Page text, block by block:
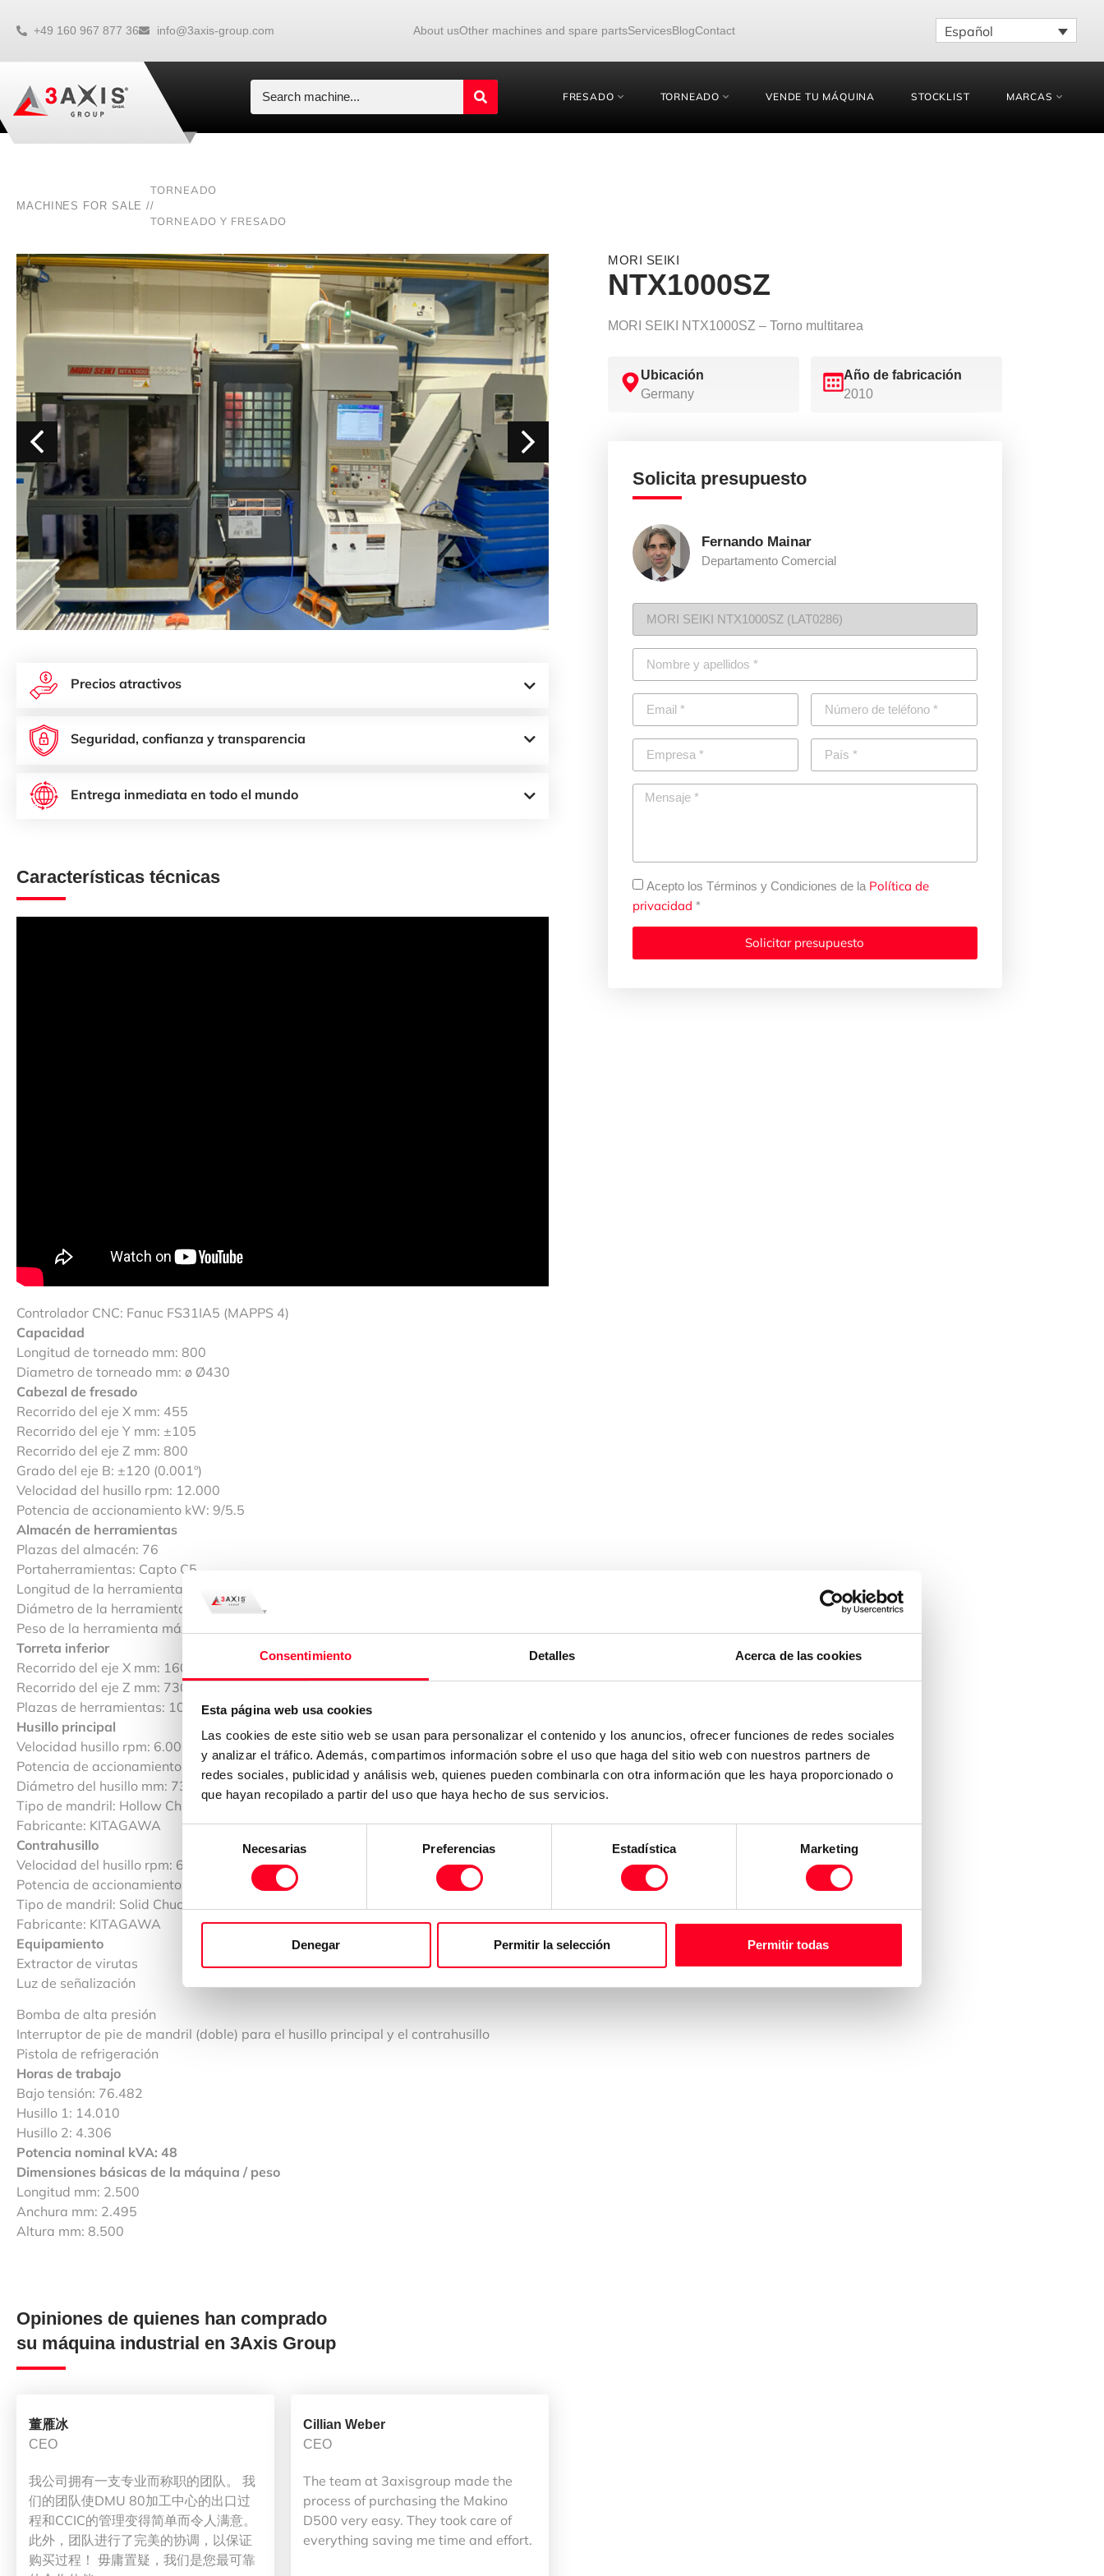
Consentimiento Detalles Acerca de las cookies
Esta página web usa cookies
Las cookies de este sitio web se usan para personalizar el contenido y los anuncios, ofrecer funciones de redes sociales
y analizar el tráfico. Además, compartimos información sobre el uso que haga del sitio web con nuestros partners de
redes sociales, publicidad y análisis web, quienes pueden combinarla con otra información que les haya proporcionado o
que hayan recopilado a partir del uso que haya hecho de sus servicios.
consentimiento
Necesarias Preferencias Estadística Marketing
Denegar Permitir la selección Permitir todas
+49 160 967 877 36 info@3axis-group.com About usOther machines and spare partsServicesBlogContact Español
FRESADO TORNEADO VENDE TU MÁQUINA STOCKLIST MARCAS
MACHINES FOR SALE /
TORNEADO
/
TORNEADO Y FRESADO
Precios atractivos
Seguridad, confianza y transparencia
Entrega inmediata en todo el mundo
Características técnicas
Controlador CNC: Fanuc FS31IA5 (MAPPS 4)
Capacidad
Longitud de torneado mm: 800
Diametro de torneado mm: ø Ø430
Cabezal de fresado
Recorrido del eje X mm: 455
Recorrido del eje Y mm: ±105
Recorrido del eje Z mm: 800
Grado del eje B: ±120 (0.001º)
Velocidad del husillo rpm: 12.000
Potencia de accionamiento kW: 9/5.5
Almacén de herramientas
Plazas del almacén: 76
Portaherramientas: Capto C5
Longitud de la herramienta máx. mm: 250
Diámetro de la herramienta máx. mm: 70/130
Peso de la herramienta máx. kg: 5
Torreta inferior
Recorrido del eje X mm: 160
Recorrido del eje Z mm: 730
Plazas de herramientas: 10
Husillo principal
Velocidad husillo rpm: 6.000
Potencia de accionamiento del husillo kW: 11/7.5
Diámetro del husillo mm: 73
Tipo de mandril: Hollow Chuck (8″)
Fabricante: KITAGAWA
Contrahusillo
Velocidad del husillo rpm: 6.000
Potencia de accionamiento del husillo kW: 7.5/5.5
Tipo de mandril: Solid Chuck (8″)
Fabricante: KITAGAWA
Equipamiento
Extractor de virutas
Luz de señalización
Bomba de alta presión
Interruptor de pie de mandril (doble) para el husillo principal y el contrahusillo
Pistola de refrigeración
Horas de trabajo
Bajo tensión: 76.482
Husillo 1: 14.010
Husillo 2: 4.306
Potencia nominal kVA: 48
Dimensiones básicas de la máquina / peso
Longitud mm: 2.500
Anchura mm: 2.495
Altura mm: 8.500
Opiniones de quienes han comprado
su máquina industrial en 3Axis Group
董雁冰
CEO
我公司拥有一支专业而称职的团队。 我
们的团队使DMU 80加工中心的出口过
程和CCIC的管理变得简单而令人满意。
此外，团队进行了完美的协调，以保证
购买过程！ 毋庸置疑，我们是您最可靠
Cillian Weber
CEO
The team at 3axisgroup made the
process of purchasing the Makino
D500 very easy. They took care of
everything saving me time and effort.
MORI SEIKI
NTX1000SZ
MORI SEIKI NTX1000SZ – Torno multitarea
Ubicación
Germany
Año de fabricación
2010
Solicita presupuesto
Fernando Mainar
Departamento Comercial
Acepto los Términos y Condiciones de la Política de
privacidad *
Solicitar presupuesto